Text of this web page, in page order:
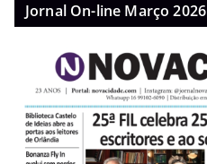
Jornal On-line Março 2026